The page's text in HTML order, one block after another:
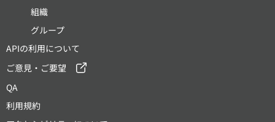
組織
グループ
APIの利用について
ご意見・ご要望
QA
利用規約